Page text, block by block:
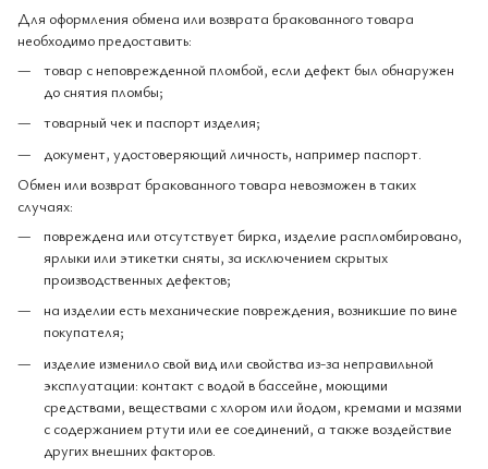
Для оформления обмена или возврата бракованного товара
необходимо предоставить:
товар с неповрежденной пломбой, если дефект был обнаружен
до снятия пломбы;
товарный чек и паспорт изделия;
документ, удостоверяющий личность, например паспорт.
Обмен или возврат бракованного товара невозможен в таких
случаях:
повреждена или отсутствует бирка, изделие распломбировано,
ярлыки или этикетки сняты, за исключением скрытых
производственных дефектов;
на изделии есть механические повреждения, возникшие по вине
покупателя;
изделие изменило свой вид или свойства из-за неправильной
эксплуатации: контакт с водой в бассейне, моющими
средствами, веществами с хлором или йодом, кремами и мазями
с содержанием ртути или ее соединений, а также воздействие
других внешних факторов.